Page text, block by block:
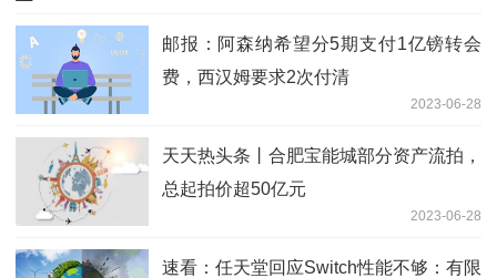
邮报：阿森纳希望分5期支付1亿镑转会
费，西汉姆要求2次付清
2023-06-28
天天热头条丨合肥宝能城部分资产流拍，
总起拍价超50亿元
2023-06-28
速看：任天堂回应Switch性能不够：有限